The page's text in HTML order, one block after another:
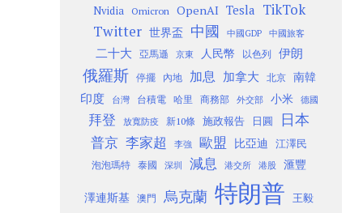
Nvidia Omicron OpenAI Tesla TikTok
Twitter 世界盃 中國 中國GDP 中國旅客
二十大 亞馬遜 京東 人民幣 以色列 伊朗
俄羅斯 停擺 內地 加息 加拿大 北京
南韓
印度
台灣 台積電 哈里 商務部 外交部 小米 德國
拜登 放寬防疫 新10條 施政報告 日圓 日本
普京 李家超 李強 歐盟 比亞迪 江澤民
泡泡瑪特 泰國 深圳 減息 港交所 港股 滙豐
澤連斯基 澳門 烏克蘭 特朗普 王毅